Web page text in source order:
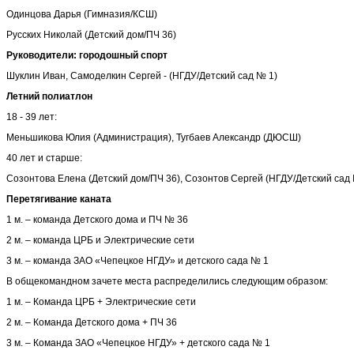
Одинцова Дарья (Гимназия/КСШ)
Русских Николай (Детский дом/ПЧ 36)
Руководители: городошный спорт
Шуклин Иван, Самоделкин Сергей - (НГДУ/Детский сад № 1)
Летний полиатлон
18 - 39 лет:
Меньшикова Юлия (Администрация), Тугбаев Александр (ДЮСШ)
40 лет и старше:
Созонтова Елена (Детский дом/ПЧ 36), Созонтов Сергей (НГДУ/Детский
Перетягивание каната
1 м. – команда Детского дома и ПЧ № 36
2 м. – команда ЦРБ и Электрические сети
3 м. – команда ЗАО «Чепецкое НГДУ» и детского сада № 1
В общекомандном зачете места распределились следующим образом:
1 м. – Команда ЦРБ + Электрические сети
2 м. – Команда Детского дома + ПЧ 36
3 м. – Команда ЗАО «Чепецкое НГДУ» + детского сада № 1